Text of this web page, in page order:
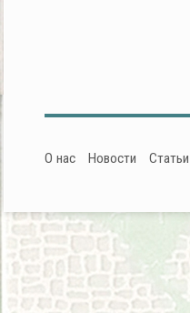
О нас Новости Статьи